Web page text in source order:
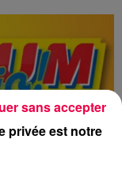
privée est notre
sans accepter